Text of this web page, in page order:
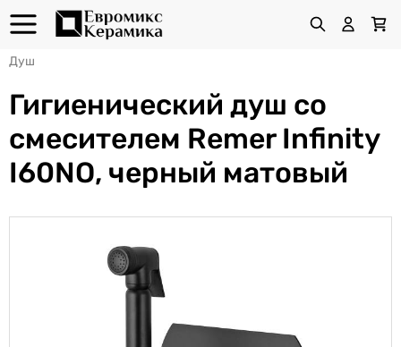
Душ
Гигиенический душ со
смесителем Remer Infinity
I60NO, черный матовый